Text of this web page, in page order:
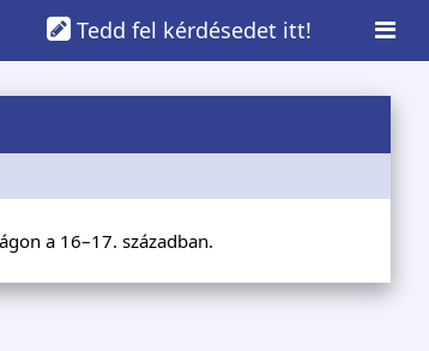
Tedd fel kérdésedet itt!
a 16–17. században.